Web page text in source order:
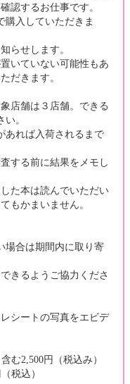
認するお仕事です。
購入していただきま
らせします。
いていない可能性もあ
だきます。
店舗は３店舗。できる
。
あれば入荷されるまで
する前に結果をメモし
た本は読んでいただい
もかまいません。
合は期間内に取り寄
きるようご協力くださ
シートの写真をエビデ
2,500円（税込み）
税込）